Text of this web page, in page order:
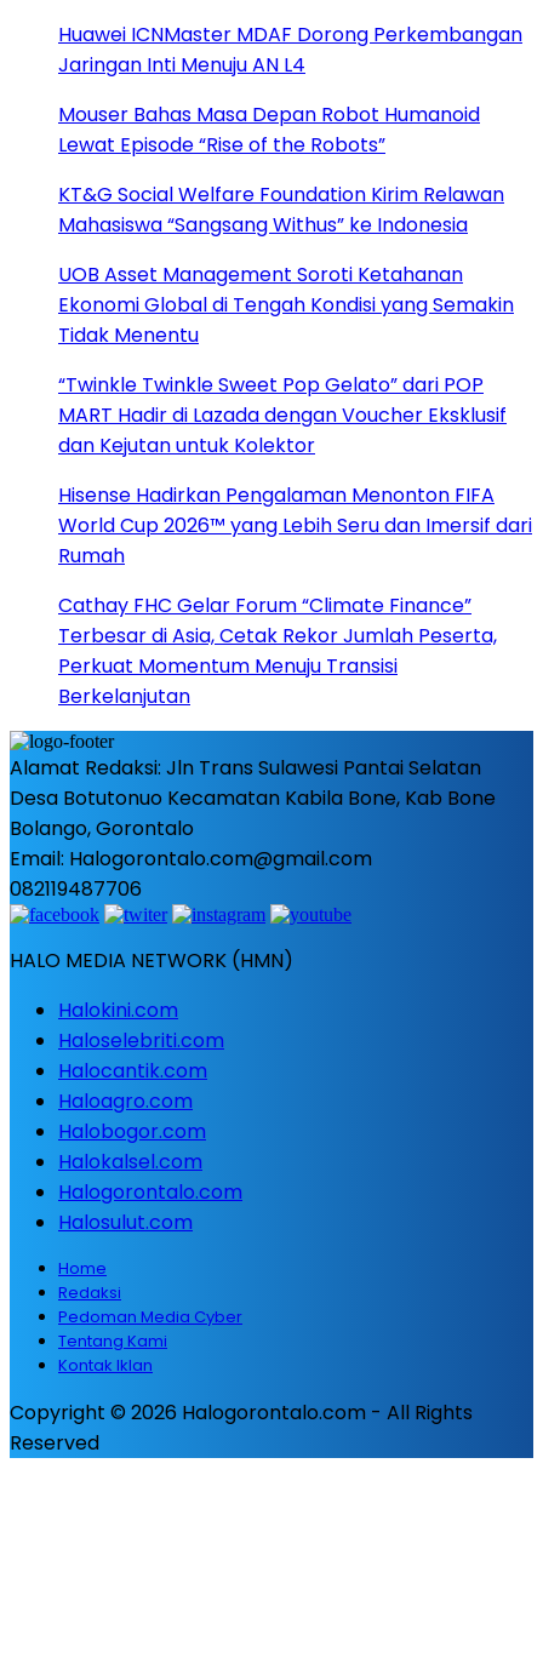
Huawei ICNMaster MDAF Dorong Perkembangan
Jaringan Inti Menuju AN L4
Mouser Bahas Masa Depan Robot Humanoid
Lewat Episode “Rise of the Robots”
KT&G Social Welfare Foundation Kirim Relawan
Mahasiswa “Sangsang Withus” ke Indonesia
UOB Asset Management Soroti Ketahanan
Ekonomi Global di Tengah Kondisi yang Semakin
Tidak Menentu
“Twinkle Twinkle Sweet Pop Gelato” dari POP
MART Hadir di Lazada dengan Voucher Eksklusif
dan Kejutan untuk Kolektor
Hisense Hadirkan Pengalaman Menonton FIFA
World Cup 2026™ yang Lebih Seru dan Imersif dari
Rumah
Cathay FHC Gelar Forum “Climate Finance”
Terbesar di Asia, Cetak Rekor Jumlah Peserta,
Perkuat Momentum Menuju Transisi
Berkelanjutan
Alamat Redaksi: Jln Trans Sulawesi Pantai Selatan
Desa Botutonuo Kecamatan Kabila Bone, Kab Bone
Bolango, Gorontalo
Email: Halogorontalo.com@gmail.com
082119487706
HALO MEDIA NETWORK (HMN)
Halokini.com
Haloselebriti.com
Halocantik.com
Haloagro.com
Halobogor.com
Halokalsel.com
Halogorontalo.com
Halosulut.com
Home
Redaksi
Pedoman Media Cyber
Tentang Kami
Kontak Iklan
Copyright © 2026 Halogorontalo.com - All Rights
Reserved